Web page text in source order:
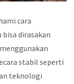
cara
dirasakan
stabil seperti
teknologi